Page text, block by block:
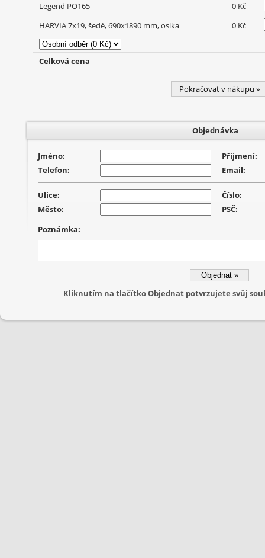
Legend PO165
0 Kč
HARVIA 7x19, šedé, 690x1890 mm, osika
0 Kč
Celková cena
Pokračovat v nákupu »
Objednávka
Jméno:
Příjmení:
Telefon:
Email:
Ulice:
Číslo:
Město:
PSČ:
Poznámka:
Kliknutím na tlačítko Objednat potvrzujete svůj